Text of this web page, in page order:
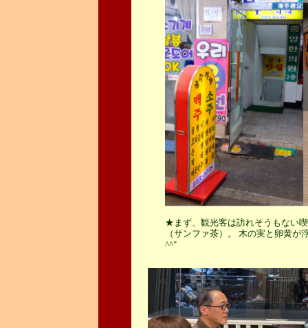
★まず、観光客は訪れそうもない
（サンファ茶）。 木の実と卵黄
^^"